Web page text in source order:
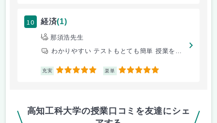
10 経済(1)
那須浩先生
わかりやすい テストもとても簡単 授業を聞いていればできる
充実 5 楽単 5
高知工科大学の授業口コミを友達にシェ